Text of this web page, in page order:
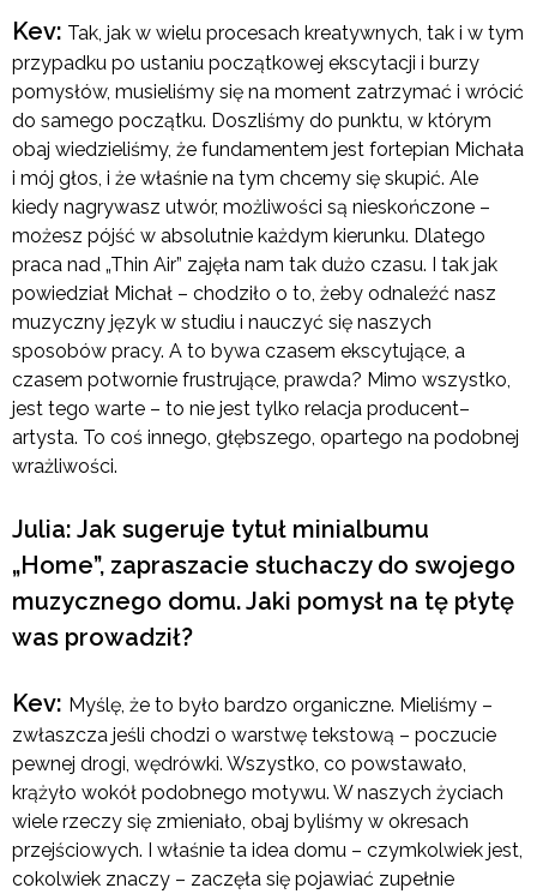
Kev: Tak, jak w wielu procesach kreatywnych, tak i w tym
przypadku po ustaniu początkowej ekscytacji i burzy
pomysłów, musieliśmy się na moment zatrzymać i wrócić
do samego początku. Doszliśmy do punktu, w którym
obaj wiedzieliśmy, że fundamentem jest fortepian Michała
i mój głos, i że właśnie na tym chcemy się skupić. Ale
kiedy nagrywasz utwór, możliwości są nieskończone –
możesz pójść w absolutnie każdym kierunku. Dlatego
praca nad „Thin Air” zajęła nam tak dużo czasu. I tak jak
powiedział Michał – chodziło o to, żeby odnaleźć nasz
muzyczny język w studiu i nauczyć się naszych
sposobów pracy. A to bywa czasem ekscytujące, a
czasem potwornie frustrujące, prawda? Mimo wszystko,
jest tego warte – to nie jest tylko relacja producent–
artysta. To coś innego, głębszego, opartego na podobnej
wrażliwości.
Julia: Jak sugeruje tytuł minialbumu
„Home”, zapraszacie słuchaczy do swojego
muzycznego domu. Jaki pomysł na tę płytę
was prowadził?
Kev: Myślę, że to było bardzo organiczne. Mieliśmy –
zwłaszcza jeśli chodzi o warstwę tekstową – poczucie
pewnej drogi, wędrówki. Wszystko, co powstawało,
krążyło wokół podobnego motywu. W naszych życiach
wiele rzeczy się zmieniało, obaj byliśmy w okresach
przejściowych. I właśnie ta idea domu – czymkolwiek jest,
cokolwiek znaczy – zaczęła się pojawiać zupełnie